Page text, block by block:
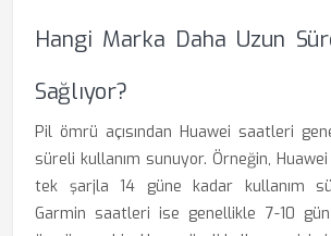
Hangi Marka Daha Uzun
Sağlıyor?
Pil ömrü açısından Huawei saatleri
süreli kullanım sunuyor. Örneğin,
tek şarjla 14 güne kadar kullanım
Garmin saatleri ise genellikle 7-10